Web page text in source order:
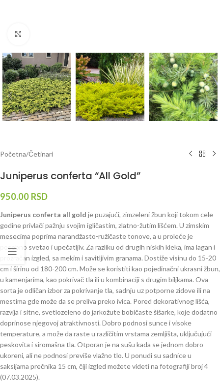
Početna/Četinari
Juniperus conferta “All Gold”
950.00 RSD
Juniperus conferta all gold je puzajući, zimzeleni žbun koji tokom cele
godine privlači pažnju svojim igličastim, zlatno-žutim lišćem. U zimskim
mesecima poprima narandžasto-ružičaste tonove, a u proleće je
posebno svetao i upečatljiv. Za razliku od drugih niskih kleka, ima lagan i
prozračan izgled, sa mekim i savitljivim granama. Dostiže visinu do 15-20
cm i širinu od 180-200 cm. Može se koristiti kao pojedinačni ukrasni žbun,
u kamenjarima, kao pokrivač tla ili u kombinaciji s drugim biljkama. Ova
sorta je odličan izbor za pokrivanje tla, sadnju uz potporne zidove ili na
mestima gde može da se preliva preko ivica. Pored dekorativnog lišća,
razvija i sitne, svetlozeleno do jarkožute bobičaste šišarke, koje dodatno
doprinose njegovoj atraktivnosti. Dobro podnosi sunce i visoke
temperature, a može da raste u različitim vrstama zemljišta, uključujući
peskovita i siromašna tla. Otporan je na sušu kada se jednom dobro
ukoreni, ali ne podnosi previše vlažno tlo. U ponudi su sadnice u
saksijama prečnika 15 cm, čiji izgled možete videti na fotografiji broj 4
(07.03.2025).